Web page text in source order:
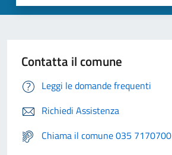
Contatta il comune
Leggi le domande frequenti
Richiedi Assistenza
Chiama il comune 035 7170700